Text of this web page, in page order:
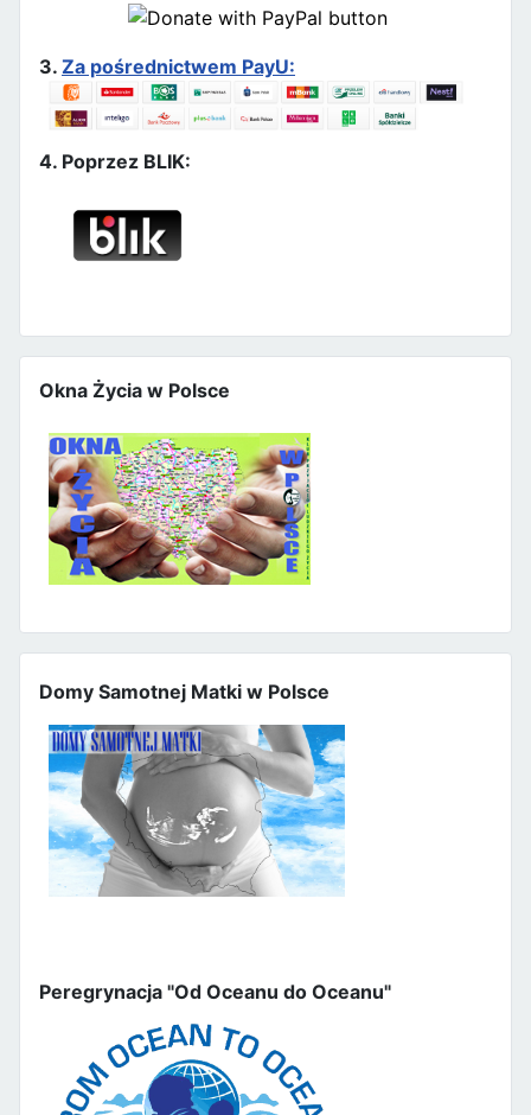
3. Za pośrednictwem PayU:
4. Poprzez BLIK:
Okna Życia w Polsce
Domy Samotnej Matki w Polsce
Peregrynacja "Od Oceanu do Oceanu"